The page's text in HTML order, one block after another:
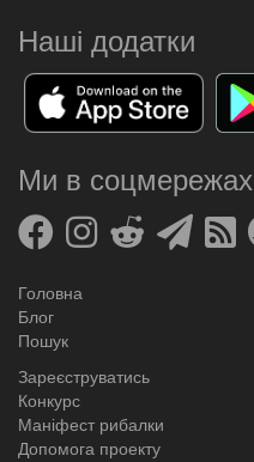
Наші додатки
Ми в соцмережах
Головна
Блог
Пошук
Зареєструватись
Конкурс
Маніфест рибалки
Допомога проекту